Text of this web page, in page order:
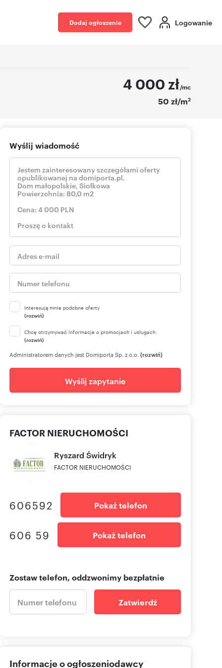
Dodaj ogłoszenie Logowanie
4 000 zł/mc
50 zł/m2
Wyślij wiadomość
Interesują mnie podobne oferty
(rozwiń)
Chcę otrzymywać informacje o promocjach i usługach.
(rozwiń)
Administratorem danych jest Domiporta Sp. z o.o. (rozwiń)
Wyślij zapytanie
FACTOR NIERUCHOMOŚCI
Ryszard Świdryk
FACTOR NIERUCHOMOŚCI
606592 Pokaż telefon
606 59 Pokaż telefon
Zostaw telefon, oddzwonimy bezpłatnie
Zatwierdź
Informacje o ogłoszeniodawcy